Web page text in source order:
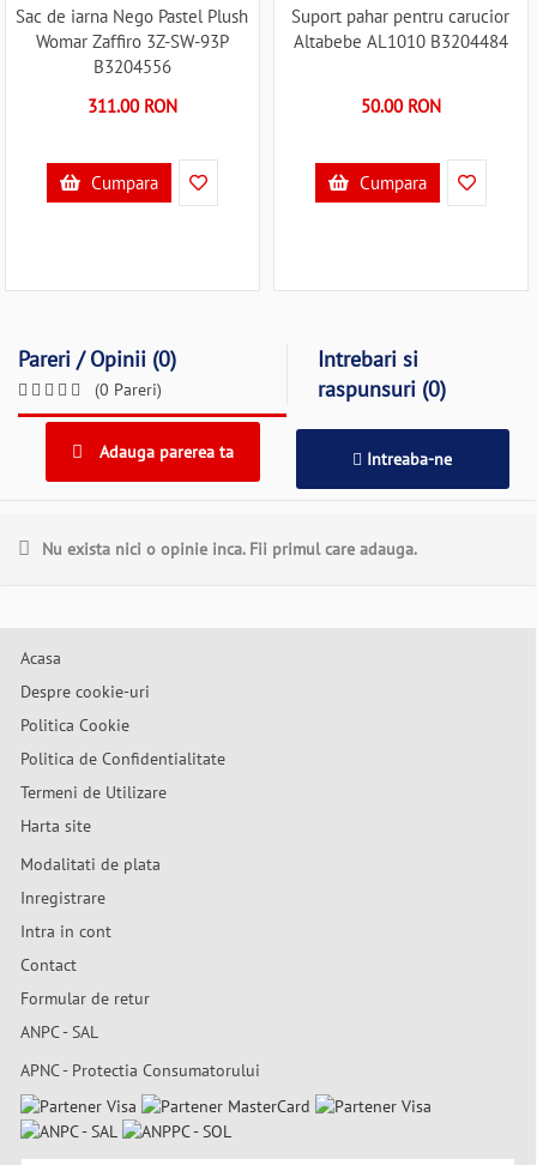
Sac de iarna Nego Pastel Plush
Womar Zaffiro 3Z-SW-93P
B3204556
311.00 RON
Cumpara
Suport pahar pentru carucior
Altabebe AL1010 B3204484
50.00 RON
Cumpara
Pareri / Opinii (0)
(0 Pareri)
Intrebari si
raspunsuri (0)
Adauga parerea ta Intreaba-ne
Nu exista nici o opinie inca. Fii primul care adauga.
Acasa
Despre cookie-uri
Politica Cookie
Politica de Confidentialitate
Termeni de Utilizare
Harta site
Modalitati de plata
Inregistrare
Intra in cont
Contact
Formular de retur
ANPC - SAL
APNC - Protectia Consumatorului